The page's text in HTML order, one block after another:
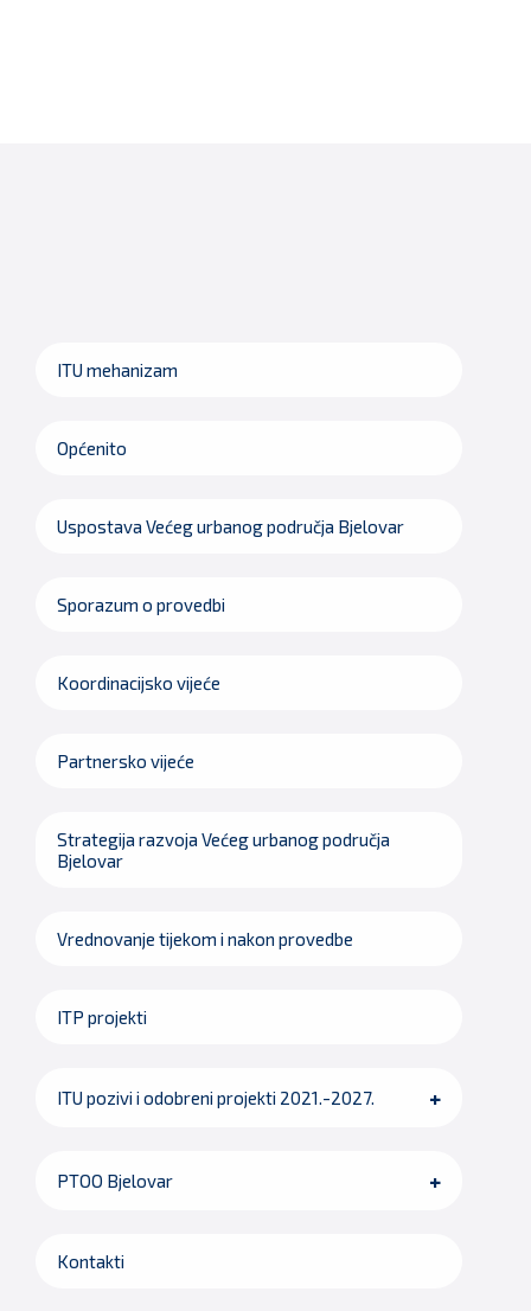
ITU mehanizam
Općenito
Uspostava Većeg urbanog područja Bjelovar
Sporazum o provedbi
Koordinacijsko vijeće
Partnersko vijeće
Strategija razvoja Većeg urbanog područja
Bjelovar
Vrednovanje tijekom i nakon provedbe
ITP projekti
ITU pozivi i odobreni projekti 2021.-2027.
PTOO Bjelovar
Kontakti